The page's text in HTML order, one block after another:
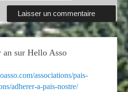
an sur Hello Asso
associations/pais-
adherer-a-pais-nostre/